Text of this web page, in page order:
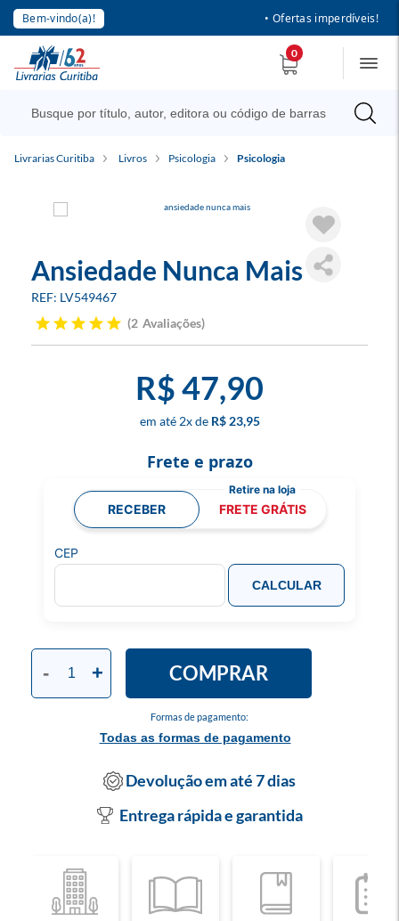
Bem-vindo(a)! • Ofertas imperdíveis!
0
Livrarias Curitiba Livros Psicologia Psicologia
Ansiedade Nunca Mais
LV549467
2 Avaliações
R$ 47,90
2x R$ 23,95
Formas de pagamento:
Todas as formas de pagamento
- + COMPRAR
Frete e prazo
RECEBER FRETE GRÁTIS
CEP
CALCULAR
Devolução em até 7 dias
Entrega rápida e garantida